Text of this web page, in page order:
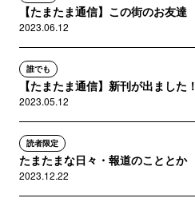
【たまたま通信】この街のお友達
2023.06.12
誰でも
【たまたま通信】新刊が出ました！
2023.05.12
読者限定
たまたまな日々・報道のこととか
2023.12.22